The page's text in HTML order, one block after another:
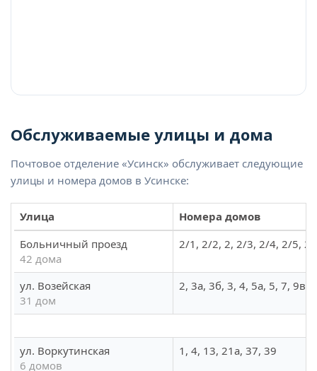
Обслуживаемые улицы и дома
Почтовое отделение «Усинск» обслуживает следующие
улицы и номера домов в Усинске:
Улица
Номера домов
Больничный проезд
42 дома
2/1, 2/2, 2, 2/3, 2/4, 2/5,
ул. Возейская
31 дом
2, 3а, 3б, 3, 4, 5а, 5, 7,
ул. Воркутинская
6 домов
1, 4, 13, 21а, 37, 39